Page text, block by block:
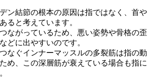
ン結節の根本の原因は指ではなく、首や
ると考えています。
ながっているため、悪い姿勢や骨格の歪
どに出やすいのです。
なぐインナーマッスルの多裂筋は指の動
め、この深層筋が衰えている場合も指に